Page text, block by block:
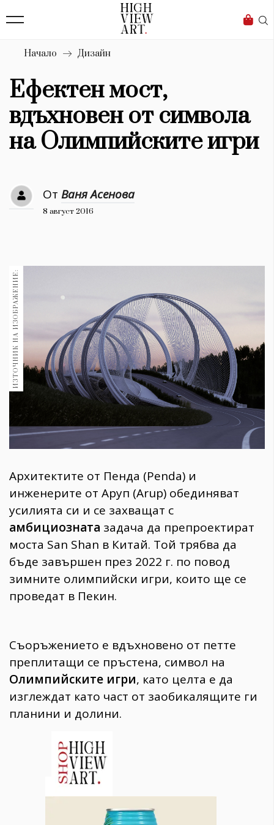
Бизнес
Мода
Dialogue
Изкуство
4340
Дизайн
Книги
30+
Гурме
Пътувай
237
Здраве 389
Gentlemen
Wellness
1817
ПОСЛЕДВАЙТЕ
НИ
Начало Дизайн
Ефектен мост,
вдъхновен от символа
на Олимпийските игри
От Ваня Асенова
8 август 2016
ИЗТОЧНИК НА ИЗОБРАЖЕНИЕ:
Архитектите от Пенда (Penda) и
инженерите от Аруп (Arup) обединяват
усилията си и се захващат с
амбициозната задача да препроектират
моста San Shan в Китай. Той трябва да
бъде завършен през 2022 г. по повод
зимните олимпийски игри, които ще се
проведат в Пекин.
Съоръжението е вдъхновено от петте
преплитащи се пръстена, символ на
Олимпийските игри, като целта е да
изглеждат като част от заобикалящите ги
планини и долини.